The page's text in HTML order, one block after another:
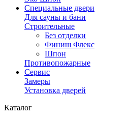
Специальные двери
Для сауны и бани
Строительные
Без отделки
Финиш Флекс
Шпон
Противопожарные
Сервис
Замеры
Установка дверей
Каталог